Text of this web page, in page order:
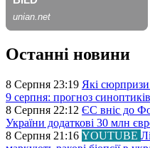
Останні новини
8 Серпня 23:19 Які сюрпризи
9 серпня: прогноз синоптиків
8 Серпня 22:12 ЄС вніс до
України додаткові 30 млн
8 Серпня 21:16 YOUTUBE